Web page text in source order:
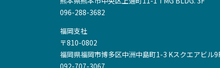
096-288-3682
福岡支社
〒810-0802
福岡県福岡市博多区中洲中島町1-3 Kスクエアビル